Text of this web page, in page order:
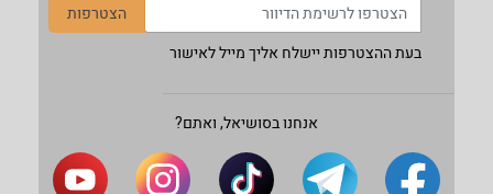
הצטרפות
בעת ההצטרפות יישלח אליך מייל לאישור
אנחנו בסושיאל, ואתם?